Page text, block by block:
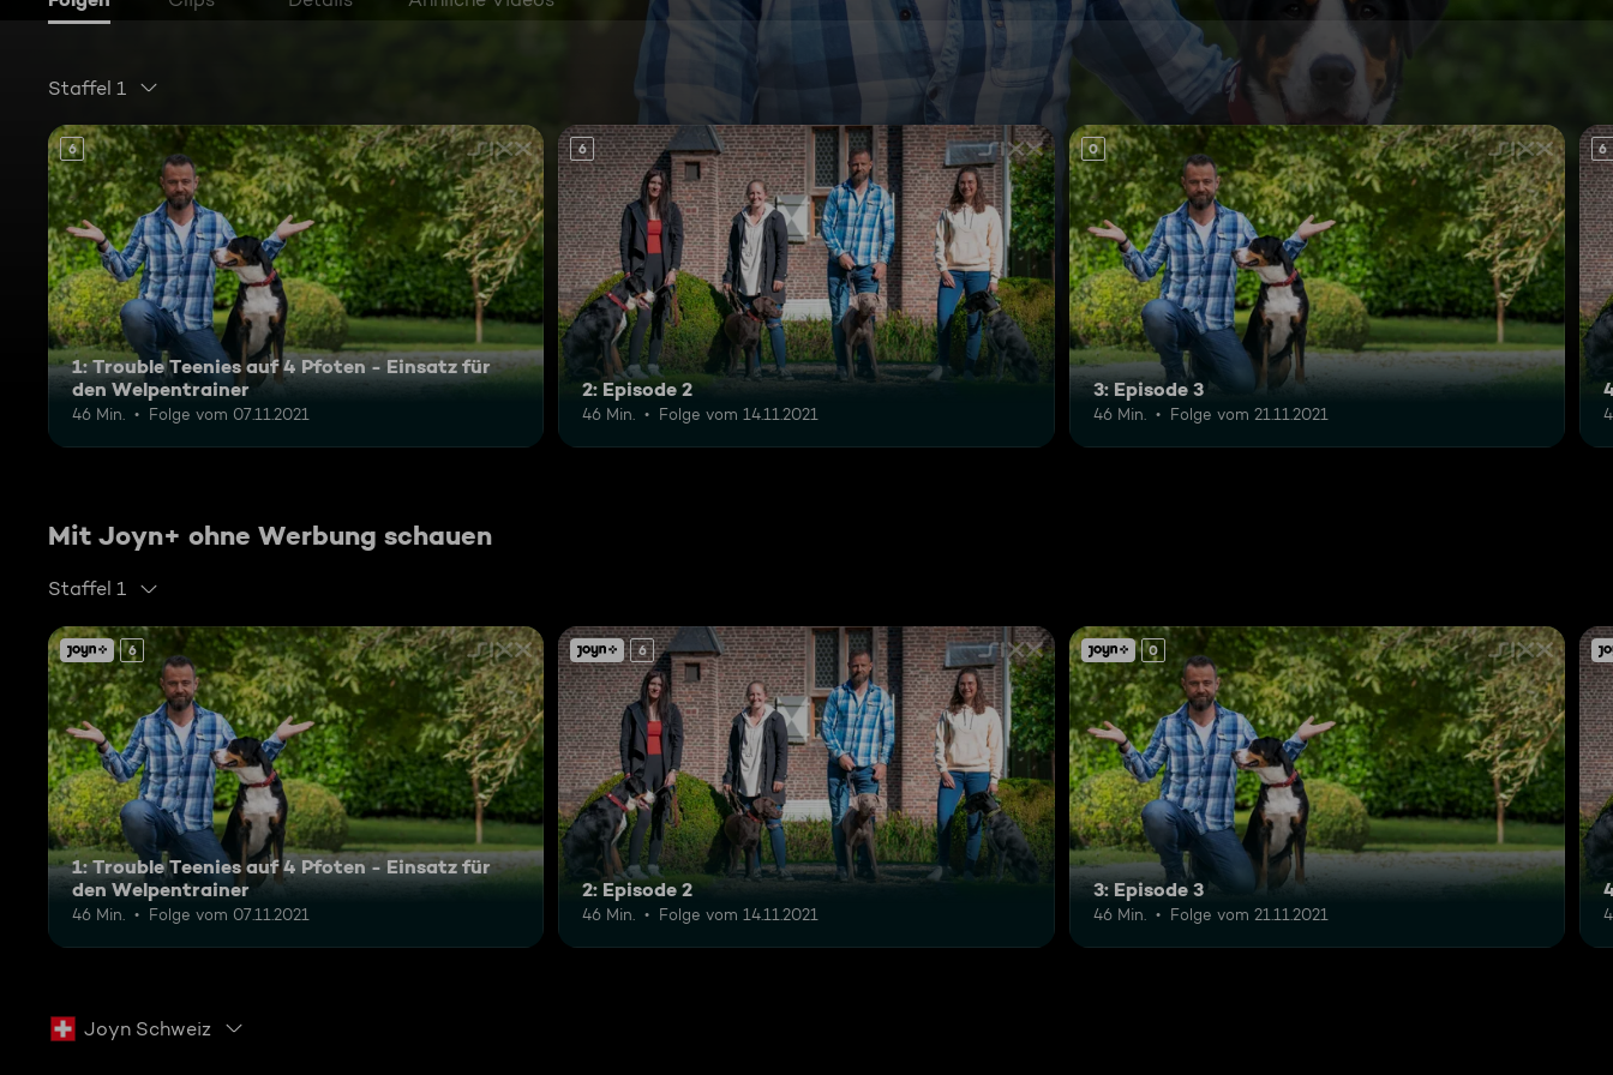
Staffel 1
6
1: Trouble Teenies auf 4 Pfoten - Einsatz für
den Welpentrainer
46 Min. Folge vom 07.11.2021
6
2: Episode 2
46 Min. Folge vom 14.11.2021
0
3: Episode 3
46 Min. Folge vom 21.11.2021
6
Mit Joyn+ ohne Werbung schauen
Staffel 1
6
1: Trouble Teenies auf 4 Pfoten - Einsatz für
den Welpentrainer
46 Min. Folge vom 07.11.2021
6
2: Episode 2
46 Min. Folge vom 14.11.2021
0
3: Episode 3
46 Min. Folge vom 21.11.2021
Joyn Schweiz